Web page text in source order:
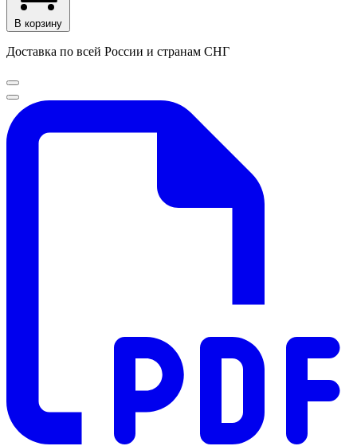
В корзину
Доставка по всей России и странам СНГ